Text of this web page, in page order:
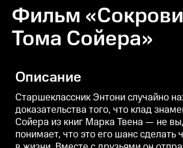
Фильм
Тома Сойера»
Описание
Старшеклассник Энтони случайно
доказательства того, что клад
Сойера из книг Марка Твена — не
понимает, что это его шанс сделать